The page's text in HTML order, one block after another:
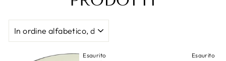
Esaurito Esaurito